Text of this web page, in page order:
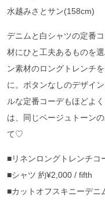
水越みさとサン(158cm)
デニムと白シャツの定番
材にひと工夫あるものを
ン素材のロングトレンチ
に。ボタンなしのデザイ
ルな定番コーデもほどよ
は、同じベージュトーン
て♡
■リネンロングトレンチコ
■シャツ 約¥2,000 / fifth
■カットオフスキニーデニ